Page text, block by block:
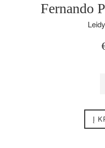
Fernando
Į